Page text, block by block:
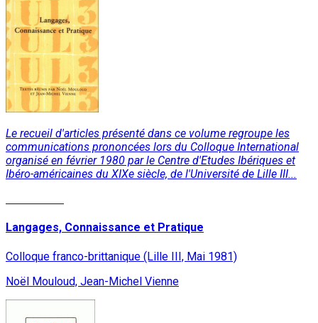
Le recueil d'articles présenté dans ce volume regroupe les
communications prononcées lors du Colloque International
organisé en février 1980 par le Centre d'Etudes Ibériques et
Ibéro-américaines du XIXe siècle, de l'Université de Lille III...
Langages, Connaissance et Pratique
Colloque franco-brittanique (Lille III, Mai 1981)
Noël Mouloud, Jean-Michel Vienne